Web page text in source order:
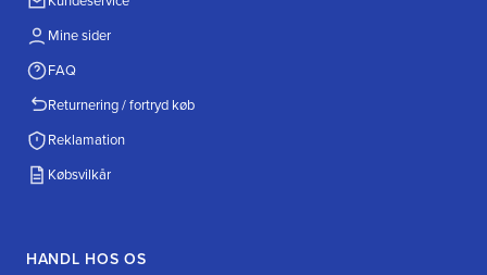
Mine sider
FAQ
Returnering / fortryd køb
Reklamation
Købsvilkår
HANDL HOS OS